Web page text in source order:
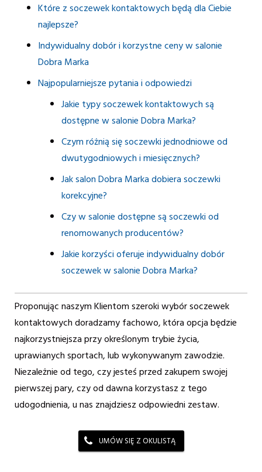
Które z soczewek kontaktowych będą dla Ciebie
najlepsze?
Indywidualny dobór i korzystne ceny w salonie
Dobra Marka
Najpopularniejsze pytania i odpowiedzi
Jakie typy soczewek kontaktowych są
dostępne w salonie Dobra Marka?
Czym różnią się soczewki jednodniowe od
dwutygodniowych i miesięcznych?
Jak salon Dobra Marka dobiera soczewki
korekcyjne?
Czy w salonie dostępne są soczewki od
renomowanych producentów?
Jakie korzyści oferuje indywidualny dobór
soczewek w salonie Dobra Marka?
Proponując naszym Klientom szeroki wybór soczewek
kontaktowych doradzamy fachowo, która opcja będzie
najkorzystniejsza przy określonym trybie życia,
uprawianych sportach, lub wykonywanym zawodzie.
Niezależnie od tego, czy jesteś przed zakupem swojej
pierwszej pary, czy od dawna korzystasz z tego
udogodnienia, u nas znajdziesz odpowiedni zestaw.
UMÓW SIĘ Z OKULISTĄ